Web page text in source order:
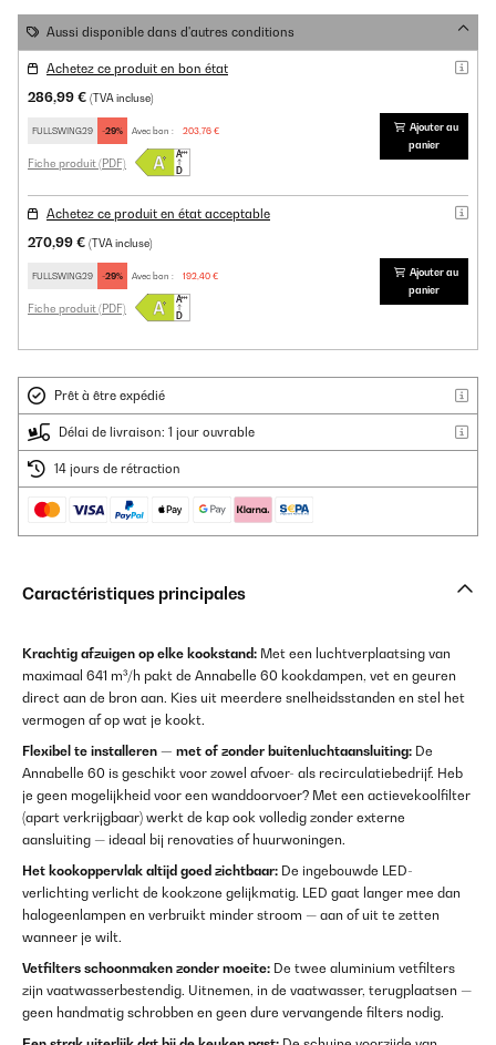
Aussi disponible dans d'autres conditions
Achetez ce produit en bon état
286,99 € (TVA incluse)
FULLSWING29 -29% Avec bon : 203,76 €
Fiche produit (PDF)
Ajouter au
panier
Achetez ce produit en état acceptable
270,99 € (TVA incluse)
FULLSWING29 -29% Avec bon : 192,40 €
Fiche produit (PDF)
Ajouter au
panier
Prêt à être expédié
Délai de livraison: 1 jour ouvrable
14 jours de rétraction
Caractéristiques principales
Krachtig afzuigen op elke kookstand: Met een luchtverplaatsing van
maximaal 641 m³/h pakt de Annabelle 60 kookdampen, vet en geuren
direct aan de bron aan. Kies uit meerdere snelheidsstanden en stel het
vermogen af op wat je kookt.
Flexibel te installeren — met of zonder buitenluchtaansluiting: De
Annabelle 60 is geschikt voor zowel afvoer- als recirculatiebedrijf. Heb
je geen mogelijkheid voor een wanddoorvoer? Met een actievekoolfilter
(apart verkrijgbaar) werkt de kap ook volledig zonder externe
aansluiting — ideaal bij renovaties of huurwoningen.
Het kookoppervlak altijd goed zichtbaar: De ingebouwde LED-
verlichting verlicht de kookzone gelijkmatig. LED gaat langer mee dan
halogeenlampen en verbruikt minder stroom — aan of uit te zetten
wanneer je wilt.
Vetfilters schoonmaken zonder moeite: De twee aluminium vetfilters
zijn vaatwasserbestendig. Uitnemen, in de vaatwasser, terugplaatsen —
geen handmatig schrobben en geen dure vervangende filters nodig.